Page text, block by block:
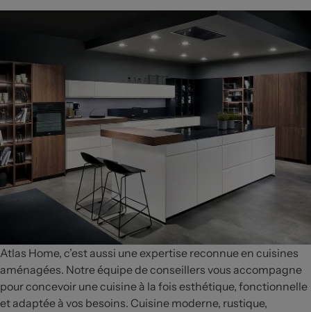
Atlas Home, c’est aussi une expertise reconnue en cuisines
aménagées. Notre équipe de conseillers vous accompagne
pour concevoir une cuisine à la fois esthétique, fonctionnelle
et adaptée à vos besoins. Cuisine moderne, rustique,